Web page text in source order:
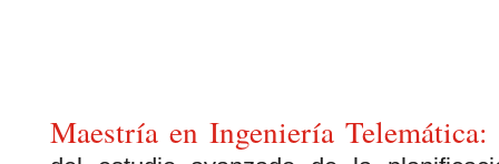
Maestría en Ingeniería Telemática: